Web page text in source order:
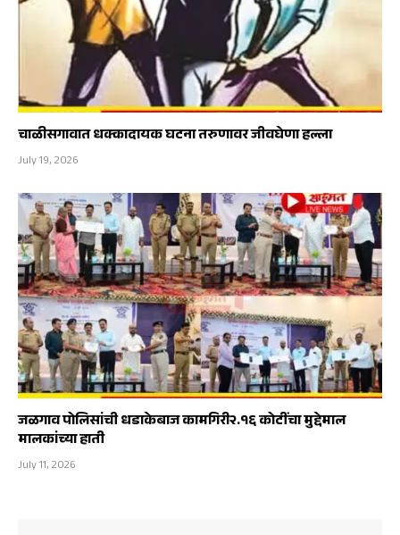
चाळीसगावात धक्कादायक घटना तरुणावर जीवघेणा हल्ला
July 19, 2026
जळगाव पोलिसांची धडाकेबाज कामगिरी२.१६ कोटींचा मुद्देमाल
मालकांच्या हाती
July 11, 2026